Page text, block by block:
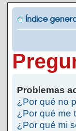
Índice
Problemas
¿Por qué no
¿Por qué me
¿Por qué mi